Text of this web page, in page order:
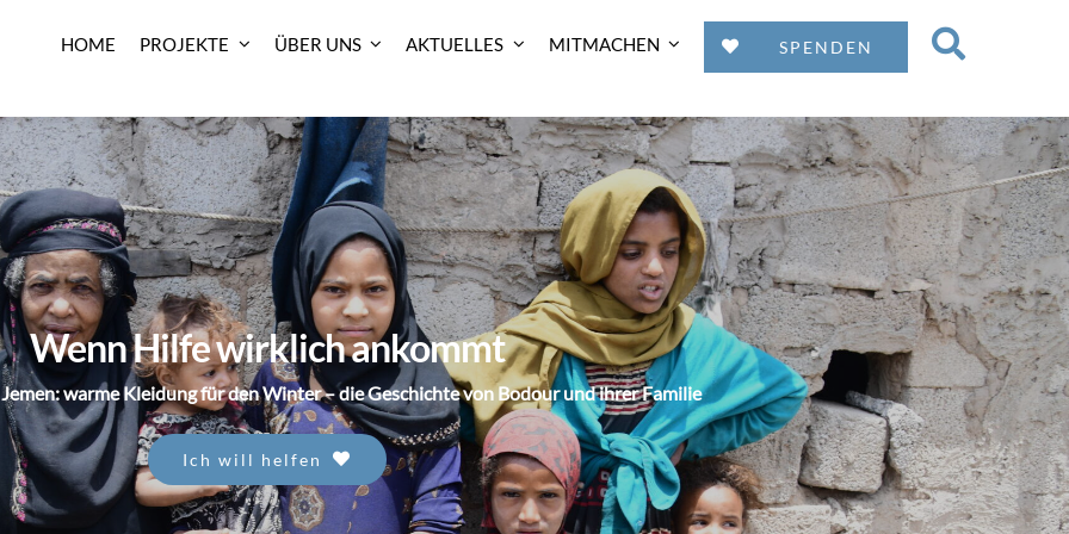
HOME PROJEKTE ÜBER UNS AKTUELLES MITMACHEN SPENDEN
Wenn Hilfe wirklich ankommt
warme Kleidung für den Winter – die Geschichte von Bodour und ihrer Familie
Ich will helfen